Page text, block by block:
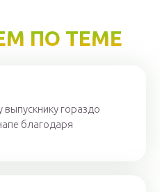
ПО ТЕМЕ
гораздо
благодаря